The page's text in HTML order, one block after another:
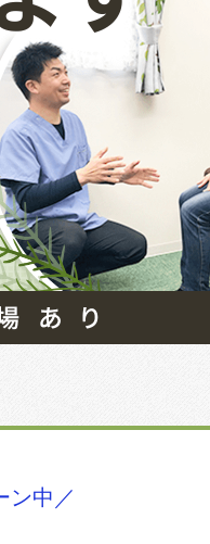
ン中／